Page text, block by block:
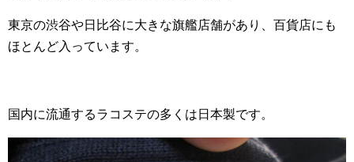
東京の渋谷や日比谷に大きな旗艦店舗があり、百貨店にも
ほとんど入っています。
国内に流通するラコステの多くは日本製です。